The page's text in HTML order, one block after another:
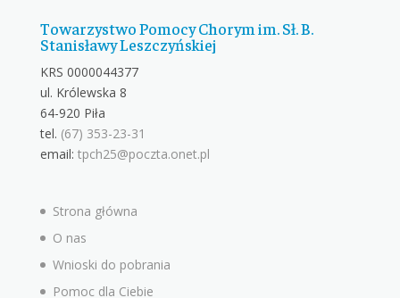
Towarzystwo Pomocy Chorym im. Sł. B.
Stanisławy Leszczyńskiej
KRS 0000044377
ul. Królewska 8
64-920 Piła
tel. (67) 353-23-31
email: tpch25@poczta.onet.pl
Strona główna
O nas
Wnioski do pobrania
Pomoc dla Ciebie